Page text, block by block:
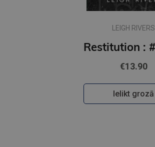
LEIGH RIVERS
€13.90
Ielikt grozā